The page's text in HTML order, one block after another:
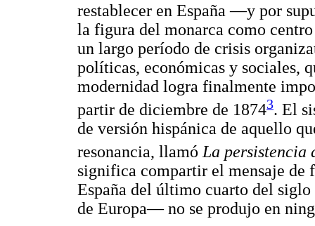
restablecer en España —y por
la figura del monarca como
un largo período de crisis
políticas, económicas y sociales,
modernidad logra finalmente
partir de diciembre de 18743. El
de versión hispánica de aquello
resonancia, llamó La persistencia
significa compartir el mensaje de
España del último cuarto del
de Europa— no se produjo en